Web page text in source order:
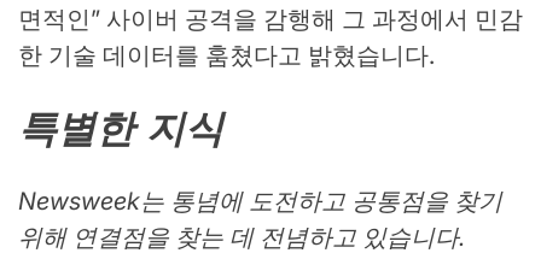
면적인” 사이버 공격을 감행해 그 과정에서 민감
한 기술 데이터를 훔쳤다고 밝혔습니다.
특별한 지식
Newsweek는 통념에 도전하고 공통점을 찾기
위해 연결점을 찾는 데 전념하고 있습니다.